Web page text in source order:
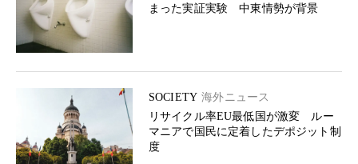
まった実証実験 中東情勢が背景
SOCIETY 海外ニュース
リサイクル率EU最低国が激変 ルー
マニアで国民に定着したデポジット制
度